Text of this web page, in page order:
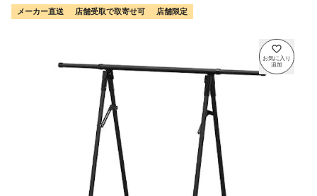
メーカー直送 店舗受取で取寄せ可 店舗限定